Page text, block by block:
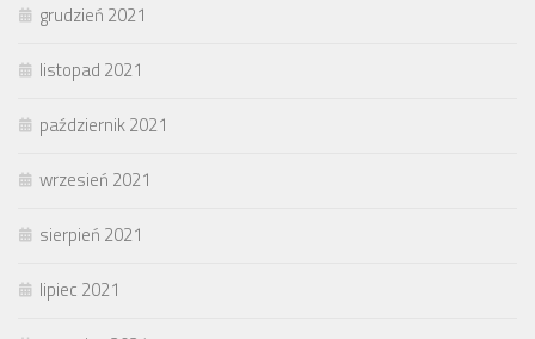
grudzień 2021
listopad 2021
październik 2021
wrzesień 2021
sierpień 2021
lipiec 2021